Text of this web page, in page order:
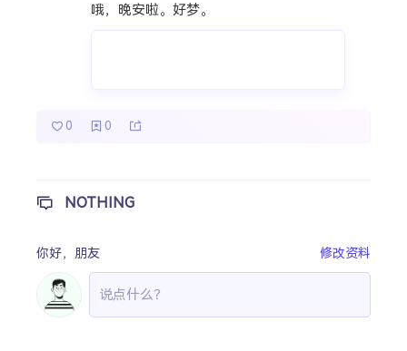
成长日记 宝宝辅食 宝宝课堂
哦，晚安啦。好梦。
0 0
NOTHING
你好， 朋友 修改资料